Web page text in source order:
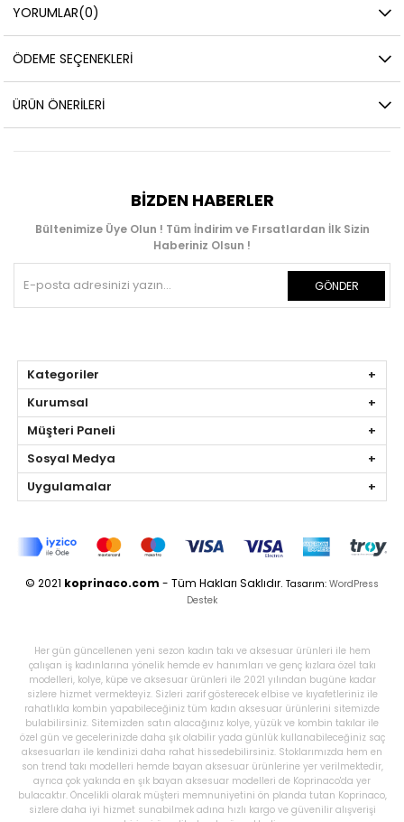
YORUMLAR(0)
ÖDEME SEÇENEKLERI
ÜRÜN ÖNERILERI
BIZDEN HABERLER
Bültenimize Üye Olun ! Tüm İndirim ve Fırsatlardan İlk Sizin
Haberiniz Olsun !
GÖNDER
Kategoriler
Kurumsal
Müşteri Paneli
Sosyal Medya
Uygulamalar
© 2021 koprinaco.com - Tüm Hakları Saklıdır. Tasarım: WordPress
Destek
Her gün güncellenen yeni sezon kadın takı ve aksesuar ürünleri ile hem
çalışan iş kadınlarına yönelik hemde ev hanımları ve genç kızlara özel takı
modelleri, kolye, küpe ve aksesuar ürünleri ile 2021 yılından bugüne kadar
sizlere hizmet vermekteyiz. Sizleri zarif gösterecek elbise ve kıyafetleriniz ile
rahatlıkla kombin yapabileceğiniz tüm kadın aksesuar ürünlerini sitemizde
bulabilirsiniz. Sitemizden satın alacağınız kolye, yüzük ve kombin takılar ile
özel gün ve gecelerinizde daha şık olabilir yada günlük kullanabileceğiniz saç
aksesuarları ile kendinizi daha rahat hissedebilirsiniz. Stoklarımızda hem en
son trend takı modelleri hemde bayan aksesuar ürünlerine yer verilmektedir,
ayrıca çok yakında en şık bayan aksesuar modelleri de Koprinaco'da yer
bulacaktır. Öncelikli olarak müşteri memnuniyetini ön planda tutan Koprinaco,
sizlere daha iyi hizmet sunabilmek adına hızlı kargo ve güvenilir alışverişi